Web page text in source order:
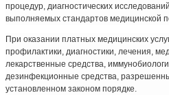
процедур, диагностических
выполняемых стандартов медицинской
При оказании платных медицинских
профилактики, диагностики, лечения,
лекарственные средства,
дезинфекционные средства,
установленном законом порядке.